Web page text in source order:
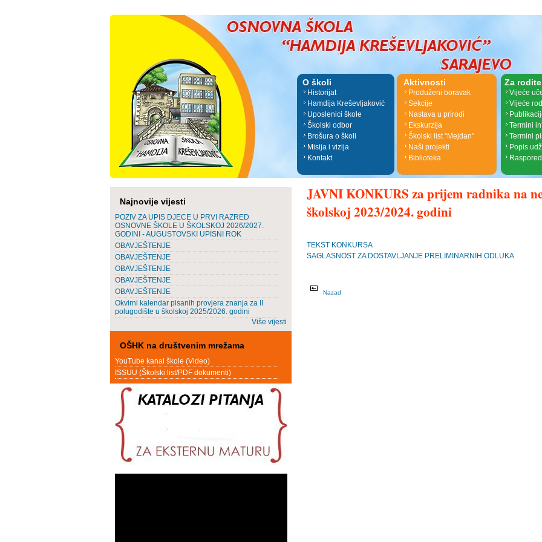
O školi
Historijat
Hamdija Kreševljaković
Uposlenici škole
Školski odbor
Brošura o školi
Misija i vizija
Kontakt
Aktivnosti
Produženi boravak
Sekcije
Nastava u prirodi
Ekskurzija
Školski list "Mejdan"
Naši projekti
Biblioteka
Za
Vijeće
Vijeće
Termini
Termini
Popis
Najnovije vijesti
POZIV ZA UPIS DJECE U PRVI RAZRED
OSNOVNE ŠKOLE U ŠKOLSKOJ 2026/2027.
GODINI - AUGUSTOVSKI UPISNI ROK
OBAVJEŠTENJE
OBAVJEŠTENJE
OBAVJEŠTENJE
OBAVJEŠTENJE
OBAVJEŠTENJE
Okvirni kalendar pisanih provjera znanja za II
polugodište u školskoj 2025/2026. godini
Više vijesti
OŠHK na društvenim mrežama
YouTube kanal škole (Video)
ISSUU (Školski list/PDF dokumenti)
JAVNI KONKURS za prijem radnika na
školskoj 2023/2024. godini
TEKST KONKURSA
SAGLASNOST ZA DOSTAVLJANJE PRELIMINARNIH ODLUKA
Nazad